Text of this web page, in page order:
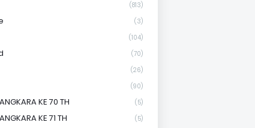
(813)
(3)
(104)
(70)
(26)
(90)
KE 70 TH (5)
KE 71 TH (5)